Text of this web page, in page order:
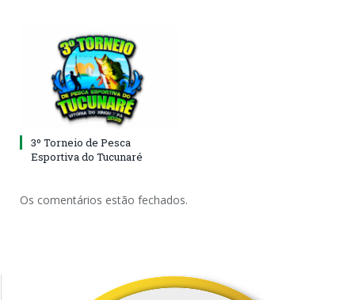
3º Torneio de Pesca
Esportiva do Tucunaré
Os comentários estão fechados.